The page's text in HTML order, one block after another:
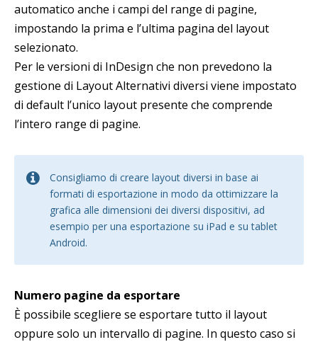
automatico anche i campi del range di pagine,
impostando la prima e l’ultima pagina del layout
selezionato.
Per le versioni di InDesign che non prevedono la
gestione di Layout Alternativi diversi viene impostato
di default l’unico layout presente che comprende
l’intero range di pagine.
Consigliamo di creare layout diversi in base ai
formati di esportazione in modo da ottimizzare la
grafica alle dimensioni dei diversi dispositivi, ad
esempio per una esportazione su iPad e su tablet
Android.
Numero pagine da esportare
È possibile scegliere se esportare tutto il layout
oppure solo un intervallo di pagine. In questo caso si